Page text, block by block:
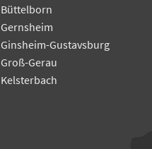
Büttelborn
Gernsheim
Ginsheim-Gustavsburg
Groß-Gerau
Kelsterbach